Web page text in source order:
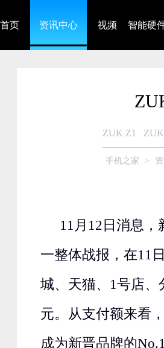
首页 资讯中心 视频 智能硬
ZUK Z1 ZUK
手机之家 >
11月12日消息
一整体战报，在11
城、天猫、1号店、
元。从支付额来看
成为新晋品牌的No.1